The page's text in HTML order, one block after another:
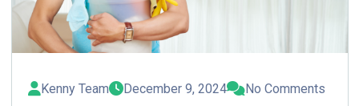
Kenny Team December 9, 2024 No Comments